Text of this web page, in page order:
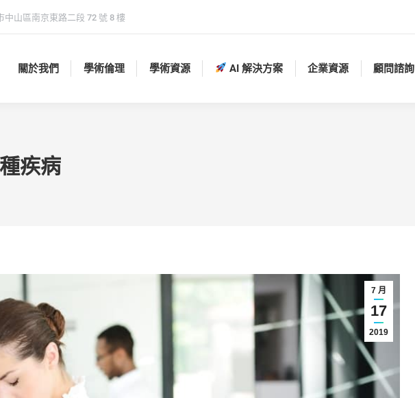
中山區南京東路二段 72 號 8 樓
關於我們 學術倫理 學術資源 AI 解決方案 企業資源 顧問諮詢
疾病
7 月
17
2019
關於我們 學術倫理